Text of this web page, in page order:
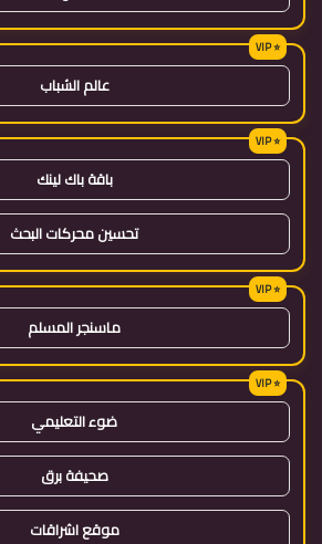
عالم الشباب
باقة باك لينك
تحسين محركات البحث
ماسنجر المسلم
ضوء التعليمي
صحيفة برق
موقع اشراقات